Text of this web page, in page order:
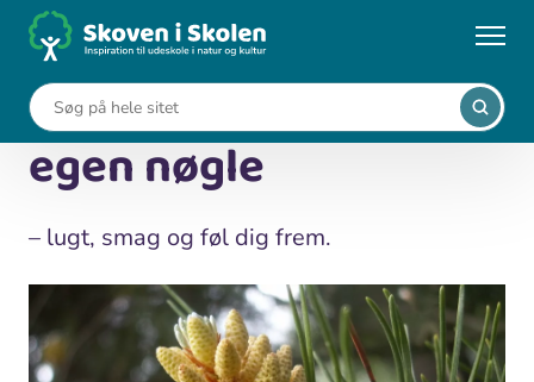
... Undervisningsforløb Nåletræer - lav din egen nøgle
Nåletræer - lav din
egen nøgle
– lugt, smag og føl dig frem.